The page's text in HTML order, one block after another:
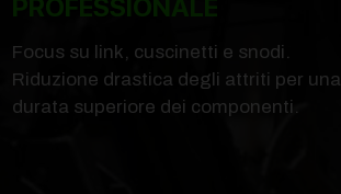
PROFESSIONALE
Focus su link, cuscinetti e snodi.
Riduzione drastica degli attriti per una
durata superiore dei componenti.